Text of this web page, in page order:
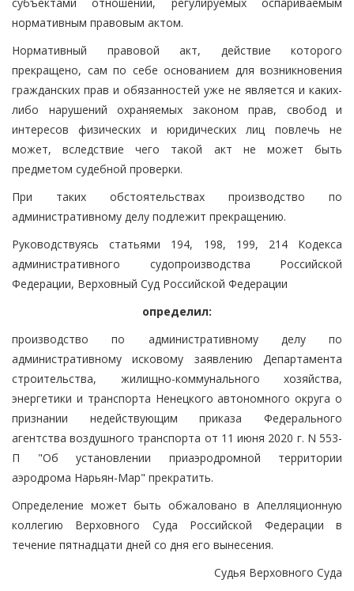
нормативным правовым актом.
Нормативный правовой акт, действие которого
прекращено, сам по себе основанием для возникновения
гражданских прав и обязанностей уже не является и каких-
либо нарушений охраняемых законом прав, свобод и
интересов физических и юридических лиц повлечь не
может, вследствие чего такой акт не может быть
предметом судебной проверки.
При таких обстоятельствах производство по
административному делу подлежит прекращению.
Руководствуясь статьями 194, 198, 199, 214 Кодекса
административного судопроизводства Российской
Федерации, Верховный Суд Российской Федерации
определил:
производство по административному делу по
административному исковому заявлению Департамента
строительства, жилищно-коммунального хозяйства,
энергетики и транспорта Ненецкого автономного округа о
признании недействующим приказа Федерального
агентства воздушного транспорта от 11 июня 2020 г. N 553-
П "Об установлении приаэродромной территории
аэродрома Нарьян-Мар" прекратить.
Определение может быть обжаловано в Апелляционную
коллегию Верховного Суда Российской Федерации в
течение пятнадцати дней со дня его вынесения.
Судья Верховного Суда